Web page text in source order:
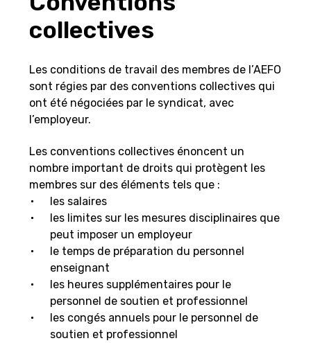
collectives
Les conditions de travail des membres de l’AEFO
sont régies par des conventions collectives qui
ont été négociées par le syndicat, avec
l’employeur.
Les conventions collectives énoncent un
nombre important de droits qui protègent les
membres sur des éléments tels que :
les salaires
les limites sur les mesures disciplinaires que
peut imposer un employeur
le temps de préparation du personnel
enseignant
les heures supplémentaires pour le
personnel de soutien et professionnel
les congés annuels pour le personnel de
soutien et professionnel